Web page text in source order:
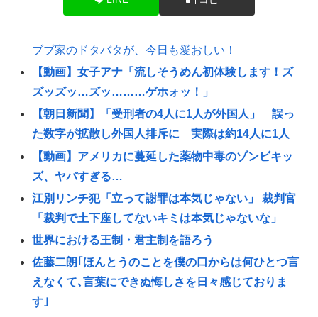
ブブ家のドタバタが、今日も愛おしい！
【動画】女子アナ「流しそうめん初体験します！ズ
ズッズッ…ズッ………ゲホォッ！」
【朝日新聞】「受刑者の4人に1人が外国人」 誤っ
た数字が拡散し外国人排斥に 実際は約14人に1人
【動画】アメリカに蔓延した薬物中毒のゾンビキッ
ズ、ヤバすぎる…
江別リンチ犯「立って謝罪は本気じゃない」 裁判官
「裁判で土下座してないキミは本気じゃないな」
世界における王制・君主制を語ろう
佐藤二朗｢ほんとうのことを僕の口からは何ひとつ言
えなくて､言葉にできぬ悔しさを日々感じておりま
す｣